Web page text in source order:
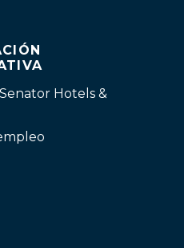
Hotels &